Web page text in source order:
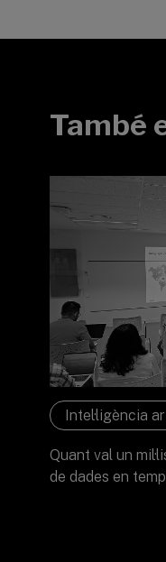
També
Intel·ligència
Quant val un
de dades en